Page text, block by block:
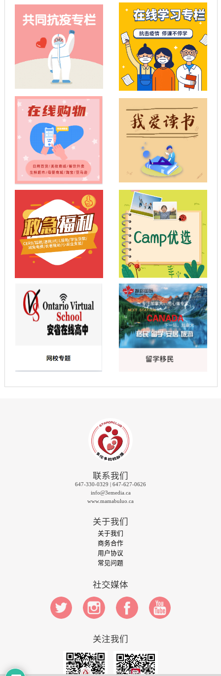
联系我们
647-330-0329 | 647-627-0626
info@3emedia.ca
www.mamabuluo.ca
关于我们
关于我们
商务合作
用户协议
常见问题
社交媒体
关注我们